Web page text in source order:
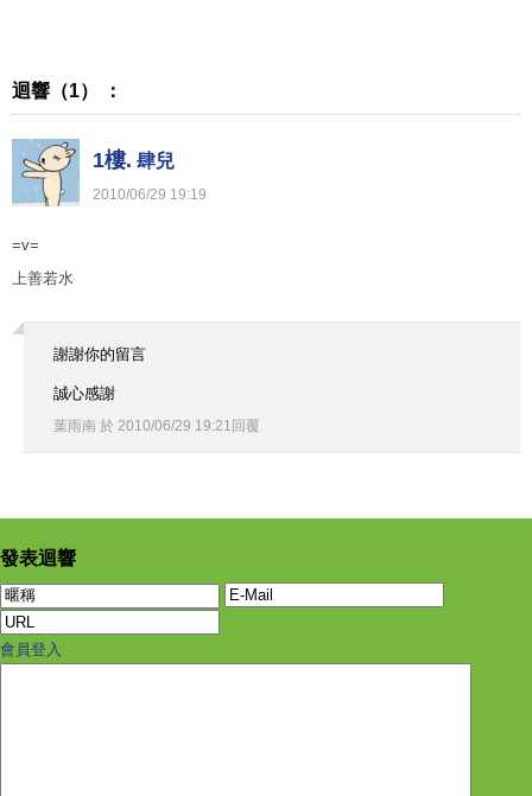
迴響（1） ：
1樓. 肆兒
2010/06/29 19:19
=v=
上善若水
謝謝你的留言
誠心感謝
葉雨南 於 2010/06/29 19:21 回覆
發表迴響
會員登入